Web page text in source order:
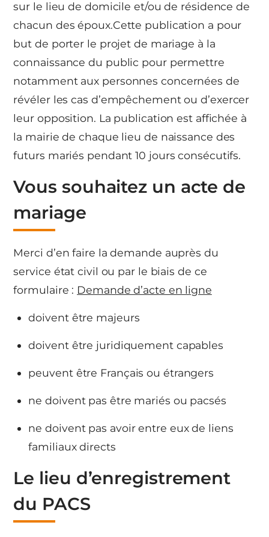
sur le lieu de domicile et/ou de résidence de
chacun des époux.Cette publication a pour
but de porter le projet de mariage à la
connaissance du public pour permettre
notamment aux personnes concernées de
révéler les cas d’empêchement ou d’exercer
leur opposition. La publication est affichée à
la mairie de chaque lieu de naissance des
futurs mariés pendant 10 jours consécutifs.
Vous souhaitez un acte de
mariage
Merci d’en faire la demande auprès du
service état civil ou par le biais de ce
formulaire : Demande d’acte en ligne
doivent être majeurs
doivent être juridiquement capables
peuvent être Français ou étrangers
ne doivent pas être mariés ou pacsés
ne doivent pas avoir entre eux de liens
familiaux directs
Le lieu d’enregistrement
du PACS